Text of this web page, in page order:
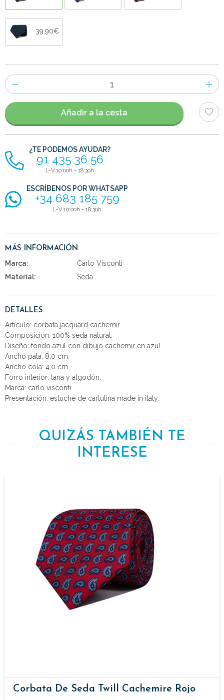
39,90€
Número
de
artículos
Añadir a la cesta
¿TE PODEMOS AYUDAR?
91 435 36 56
L-V 10:00h - 18:30h
ESCRÍBENOS POR WHATSAPP
+34 683 185 759
L-V 10:00h - 18:30h
MÁS INFORMACIÓN
Marca:
Carlo Visconti
Material:
Seda
DETALLES
Articulo: corbata jacquard cachemir.
Composición: 100% seda natural.
Diseño: fondo azul con dibujo cachemir en azul.
Ancho pala: 8,0 cm.
Ancho cola: 4,0 cm.
Forro interior: lana y algodón.
Marca: carlo visconti.
Presentación: estuche de cartulina made in italy.
QUIZÁS TAMBIÉN TE
INTERESE
Corbata De Seda Twill Cachemire Rojo